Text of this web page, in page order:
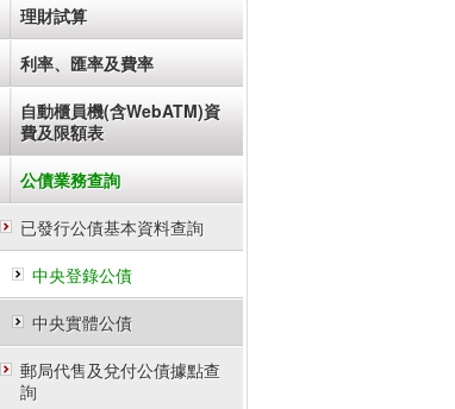
理財試算
利率、匯率及費率
自動櫃員機(含WebATM)資
費及限額表
公債業務查詢
已發行公債基本資料查詢
中央登錄公債
中央實體公債
郵局代售及兌付公債據點查
詢